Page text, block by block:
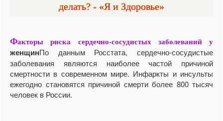
делать? - «Я и Здоровье»
Факторы риска сердечно-сосудистых заболеваний у
женщинПо данным Росстата, сердечно-сосудистые
заболевания являются наиболее частой причиной
смертности в современном мире. Инфаркты и инсульты
ежегодно становятся причиной смерти более 800 тысяч
человек в России.